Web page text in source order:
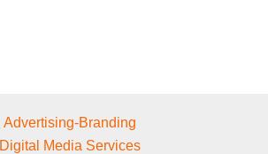
Advertising-Branding
Digital Media Services